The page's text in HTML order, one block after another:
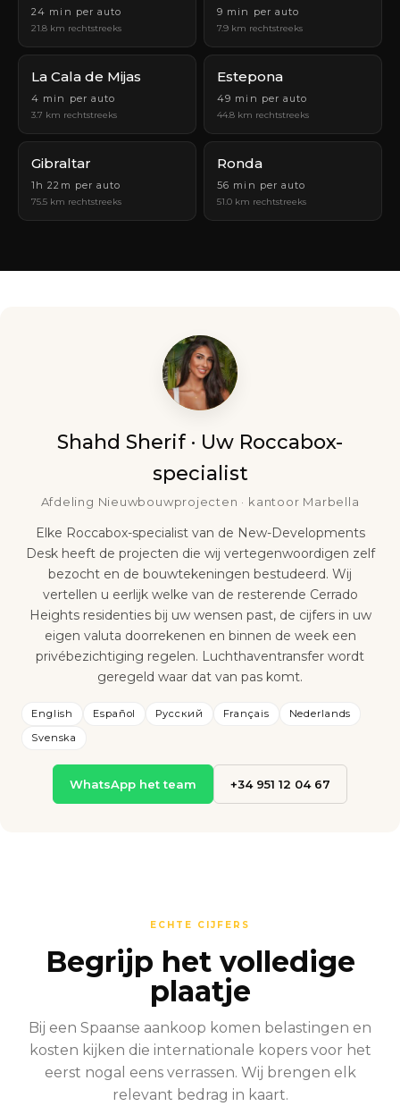
24 min per auto
21.8 km rechtstreeks
9 min per auto
7.9 km rechtstreeks
La Cala de Mijas
4 min per auto
3.7 km rechtstreeks
Estepona
49 min per auto
44.8 km rechtstreeks
Gibraltar
1h 22m per auto
75.5 km rechtstreeks
Ronda
56 min per auto
51.0 km rechtstreeks
Shahd Sherif · Uw Roccabox-
specialist
Afdeling Nieuwbouwprojecten · kantoor Marbella
Elke Roccabox-specialist van de New-Developments
Desk heeft de projecten die wij vertegenwoordigen zelf
bezocht en de bouwtekeningen bestudeerd. Wij
vertellen u eerlijk welke van de resterende Cerrado
Heights residenties bij uw wensen past, de cijfers in uw
eigen valuta doorrekenen en binnen de week een
privébezichtiging regelen. Luchthaventransfer wordt
geregeld waar dat van pas komt.
English Español Русский Français
Nederlands
Svenska
WhatsApp het team +34 951 12 04 67
ECHTE CIJFERS
Begrijp het volledige
plaatje
Bij een Spaanse aankoop komen belastingen en
kosten kijken die internationale kopers voor het
eerst nogal eens verrassen. Wij brengen elk
relevant bedrag in kaart.